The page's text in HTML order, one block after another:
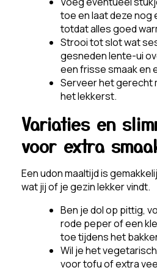
toe en laat deze nog
totdat alles goed
Strooi tot slot wat
gesneden lente-ui
een frisse smaak en
Serveer het gerecht
het lekkerst.
Variaties en
voor extra
Een udon maaltijd is
wat jij of je gezin lekker vindt.
Ben je dol op pittig,
rode peper of een
toe tijdens het
Wil je het
voor tofu of extra